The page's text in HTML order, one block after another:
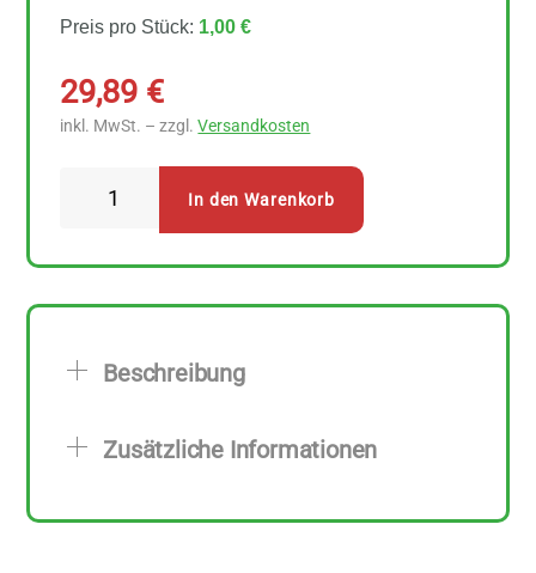
Preis pro Stück: 1,00 €
29,89 €
inkl. MwSt. – zzgl.Versandkosten
Vollmilch
zu
g
In den Warenkorb
Beschreibung
Zusätzliche Informationen